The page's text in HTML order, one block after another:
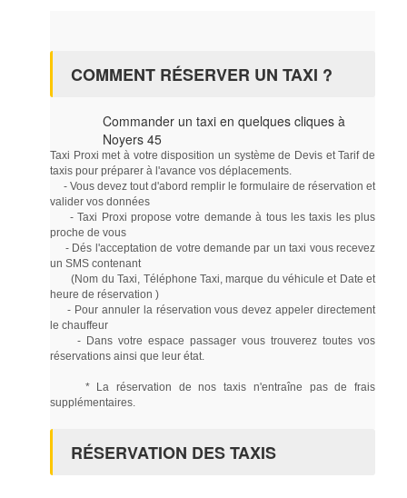
COMMENT RÉSERVER UN TAXI ?
Commander un taxi en quelques cliques à
Noyers 45
Taxi Proxi met à votre disposition un système de Devis et Tarif de
taxis pour préparer à l'avance vos déplacements.
- Vous devez tout d'abord remplir le formulaire de réservation et
valider vos données
- Taxi Proxi propose votre demande à tous les taxis les plus
proche de vous
- Dés l'acceptation de votre demande par un taxi vous recevez
un SMS contenant
(Nom du Taxi, Téléphone Taxi, marque du véhicule et Date et
heure de réservation )
- Pour annuler la réservation vous devez appeler directement
le chauffeur
- Dans votre espace passager vous trouverez toutes vos
réservations ainsi que leur état.
* La réservation de nos taxis n'entraîne pas de frais
supplémentaires.
RÉSERVATION DES TAXIS